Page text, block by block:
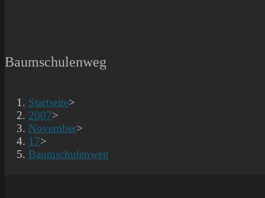
Baumschulenweg
Startseite>
2007>
November>
17>
Baumschulenweg